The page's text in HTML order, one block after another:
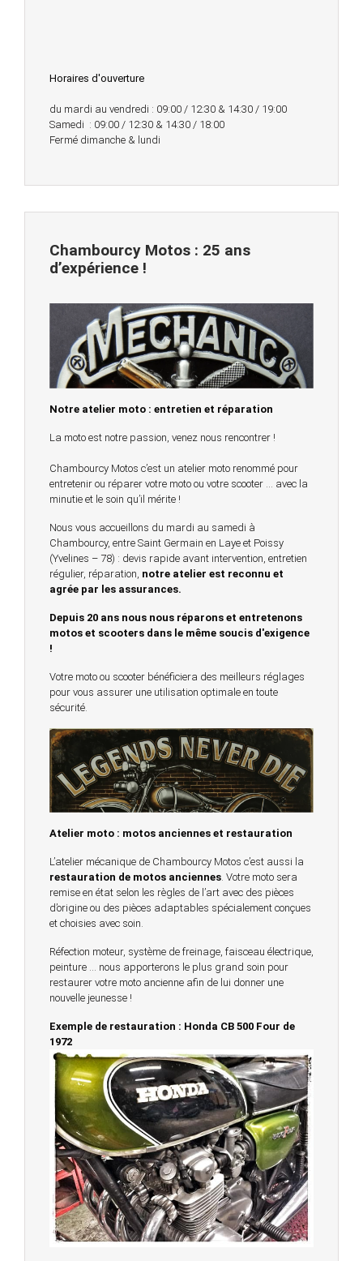
Horaires d'ouverture
du mardi au vendredi : 09:00 / 12:30 & 14:30 / 19:00
Samedi : 09:00 / 12:30 & 14:30 / 18:00
Fermé dimanche & lundi
Chambourcy Motos : 25 ans
d’expérience !
Notre atelier moto : entretien et réparation
La moto est notre passion, venez nous rencontrer !
Chambourcy Motos c’est un atelier moto renommé pour
entretenir ou réparer votre moto ou votre scooter … avec la
minutie et le soin qu’il mérite !
Nous vous accueillons du mardi au samedi à
Chambourcy, entre Saint Germain en Laye et Poissy
(Yvelines – 78) : devis rapide avant intervention, entretien
régulier, réparation, notre atelier est reconnu et
agrée par les assurances.
Depuis 20 ans nous nous réparons et entretenons
motos et scooters dans le même soucis d'exigence
!
Votre moto ou scooter bénéficiera des meilleurs réglages
pour vous assurer une utilisation optimale en toute
sécurité.
Atelier moto : motos anciennes et restauration
L’atelier mécanique de Chambourcy Motos c’est aussi la
restauration de motos anciennes . Votre moto sera
remise en état selon les règles de l’art avec des pièces
d’origine ou des pièces adaptables spécialement conçues
et choisies avec soin.
Réfection moteur, système de freinage, faisceau électrique,
peinture … nous apporterons le plus grand soin pour
restaurer votre moto ancienne afin de lui donner une
nouvelle jeunesse !
Exemple de restauration : Honda CB 500 Four de
1972
© 2023 -Chambourcy Motos 78 - 7bis chemin de la
Forêt - 78240 - Chambourcy -
Garage Motos et Scooters depuis 20 ans à votre
service entre Saint Germain en Laye et Poissy
Achat de motos et scooters - Dépôt vente - Réparation
- Concessionnaire Voge - Concessionnaire
Multimarques